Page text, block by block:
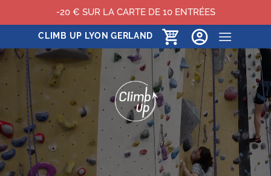
au
contenu
CLIMB UP LYON GERLAND
-20 € SUR LA CARTE DE 10 ENTRÉES